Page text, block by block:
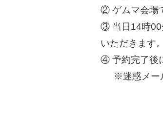
② ゲムマ会場
③ 当日14時00
いただきます
④ 予約完了後
※迷惑メー